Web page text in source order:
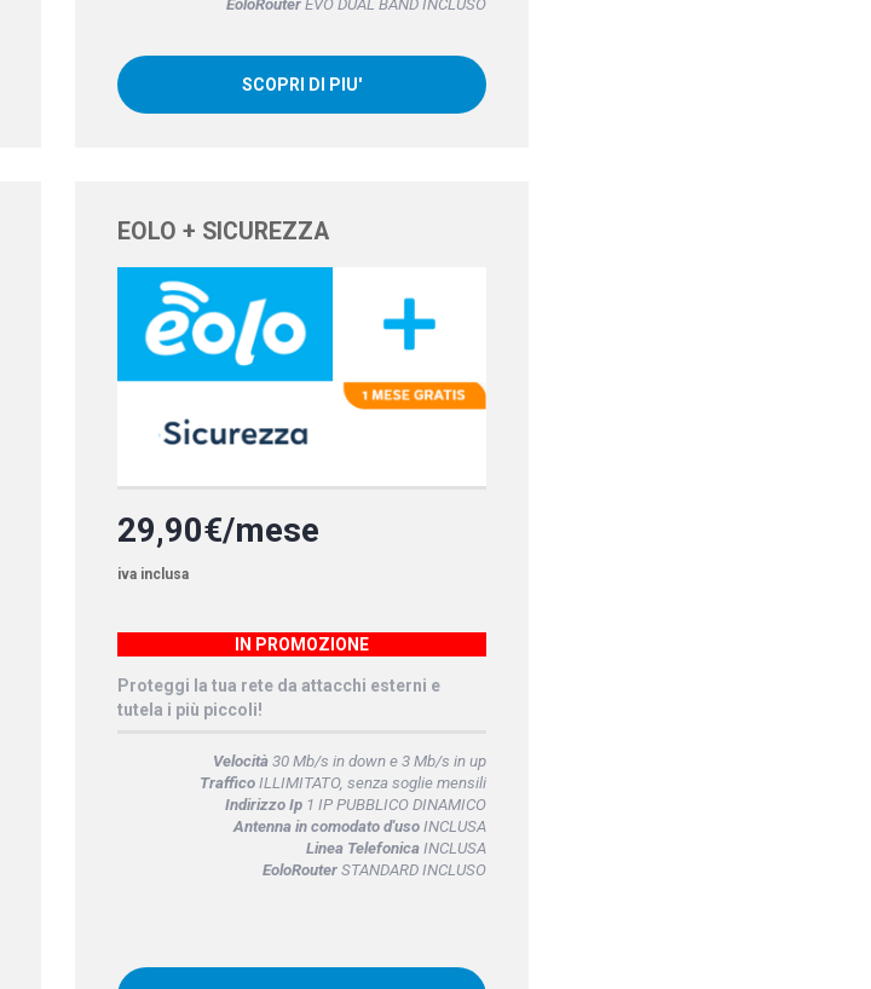
EoloRouter EVO DUAL BAND INCLUSO
SCOPRI DI PIU'
EOLO + SICUREZZA
29,90€/mese
iva inclusa
IN PROMOZIONE
Proteggi la tua rete da attacchi esterni e
tutela i più piccoli!
Velocità 30 Mb/s in down e 3 Mb/s in up
Traffico ILLIMITATO, senza soglie mensili
Indirizzo Ip 1 IP PUBBLICO DINAMICO
Antenna in comodato d'uso INCLUSA
Linea Telefonica INCLUSA
EoloRouter STANDARD INCLUSO